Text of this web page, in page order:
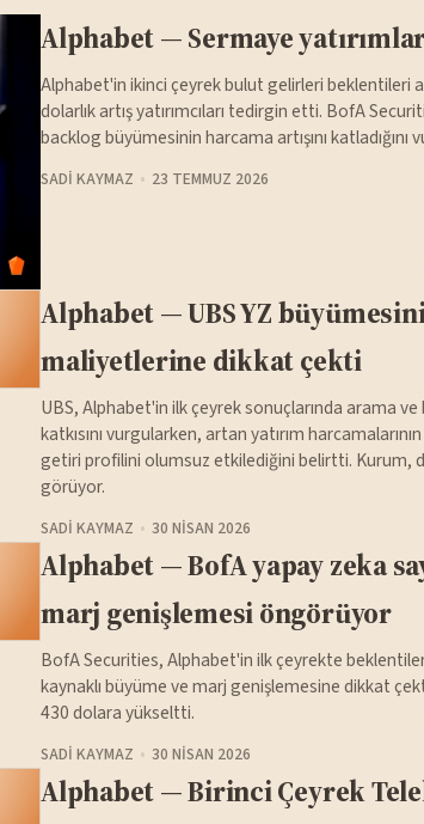
Alphabet — Sermaye
Alphabet'in ikinci çeyrek bulut gelirleri beklentileri
dolarlık artış yatırımcıları tedirgin etti. BofA
backlog büyümesinin harcama artışını katladığını
SADI KAYMAZ 23 TEMMUZ 2026
Alphabet — UBS YZ
maliyetlerine dikkat çekti
UBS, Alphabet'in ilk çeyrek sonuçlarında arama
katkısını vurgularken, artan yatırım
getiri profilini olumsuz etkilediğini belirtti. Kurum,
görüyor.
SADI KAYMAZ 30 NISAN 2026
Alphabet — BofA yapay zeka
marj genişlemesi öngörüyor
BofA Securities, Alphabet'in ilk çeyrekte
kaynaklı büyüme ve marj genişlemesine dikkat
430 dolara yükseltti.
SADI KAYMAZ 30 NISAN 2026
Alphabet — Birinci Çeyrek